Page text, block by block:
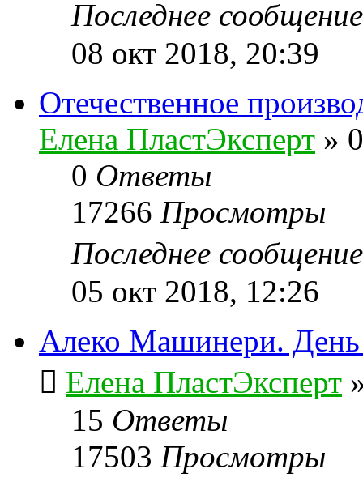
Последнее
08 окт 2018, 20:39
Отечественное
Елена ПластЭксперт »
0 Ответы
17266 Просмотры
Последнее
05 окт 2018, 12:26
Алеко Машинери. День
Елена ПластЭксперт
15 Ответы
17503 Просмотры